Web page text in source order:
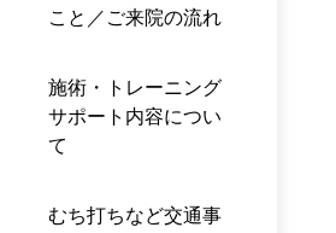
こと／ご来院の流れ
施術・トレーニング
サポート内容につい
て
むち打ちなど交通事